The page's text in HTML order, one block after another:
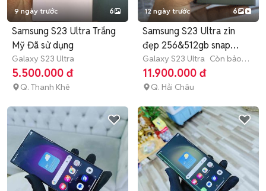
9 ngày trước 6
Samsung S23 Ultra Trắng
Mỹ Đã sử dụng
Galaxy S23 Ultra
5.500.000 đ
Q. Thanh Khê
12 ngày trước 6
Samsung S23 Ultra zin
đẹp 256&512gb snap
8gen 2
Galaxy S23 Ultra Còn bảo
hành
11.900.000 đ
Q. Hải Châu